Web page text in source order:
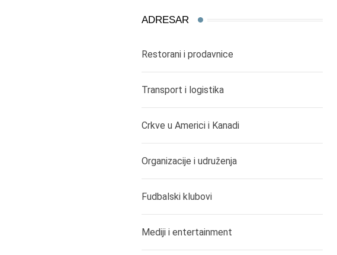
ADRESAR
Restorani i prodavnice
Transport i logistika
Crkve u Americi i Kanadi
Organizacije i udruženja
Fudbalski klubovi
Mediji i entertainment